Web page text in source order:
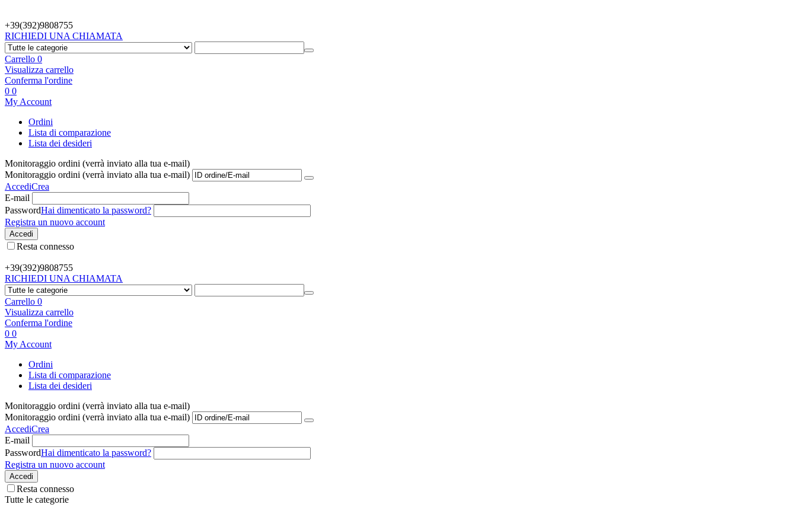
+39(392)9808755
RICHIEDI UNA CHIAMATA
Carrello 0
Visualizza carrello
Conferma l'ordine
0 0
My Account
Ordini
Lista di comparazione
Lista dei desideri
Monitoraggio ordini (verrà inviato alla tua e-mail)
Monitoraggio ordini (verrà inviato alla tua e-mail)
AccediCrea
E-mail
PasswordHai dimenticato la password?
Registra un nuovo account
Accedi
Resta connesso
+39(392)9808755
RICHIEDI UNA CHIAMATA
Carrello 0
Visualizza carrello
Conferma l'ordine
0 0
My Account
Ordini
Lista di comparazione
Lista dei desideri
Monitoraggio ordini (verrà inviato alla tua e-mail)
Monitoraggio ordini (verrà inviato alla tua e-mail)
AccediCrea
E-mail
PasswordHai dimenticato la password?
Registra un nuovo account
Accedi
Resta connesso
Tutte le categorie